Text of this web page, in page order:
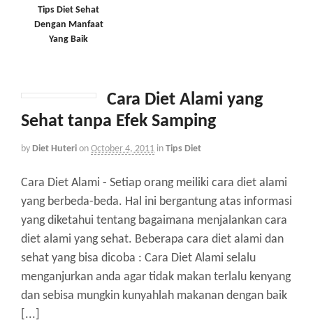
Tips Diet Sehat
Dengan Manfaat
Yang Baik
Cara Diet Alami yang
Sehat tanpa Efek Samping
by Diet Huteri on October 4, 2011 in Tips Diet
Cara Diet Alami - Setiap orang meiliki cara diet alami
yang berbeda-beda. Hal ini bergantung atas informasi
yang diketahui tentang bagaimana menjalankan cara
diet alami yang sehat. Beberapa cara diet alami dan
sehat yang bisa dicoba : Cara Diet Alami selalu
menganjurkan anda agar tidak makan terlalu kenyang
dan sebisa mungkin kunyahlah makanan dengan baik
[...]